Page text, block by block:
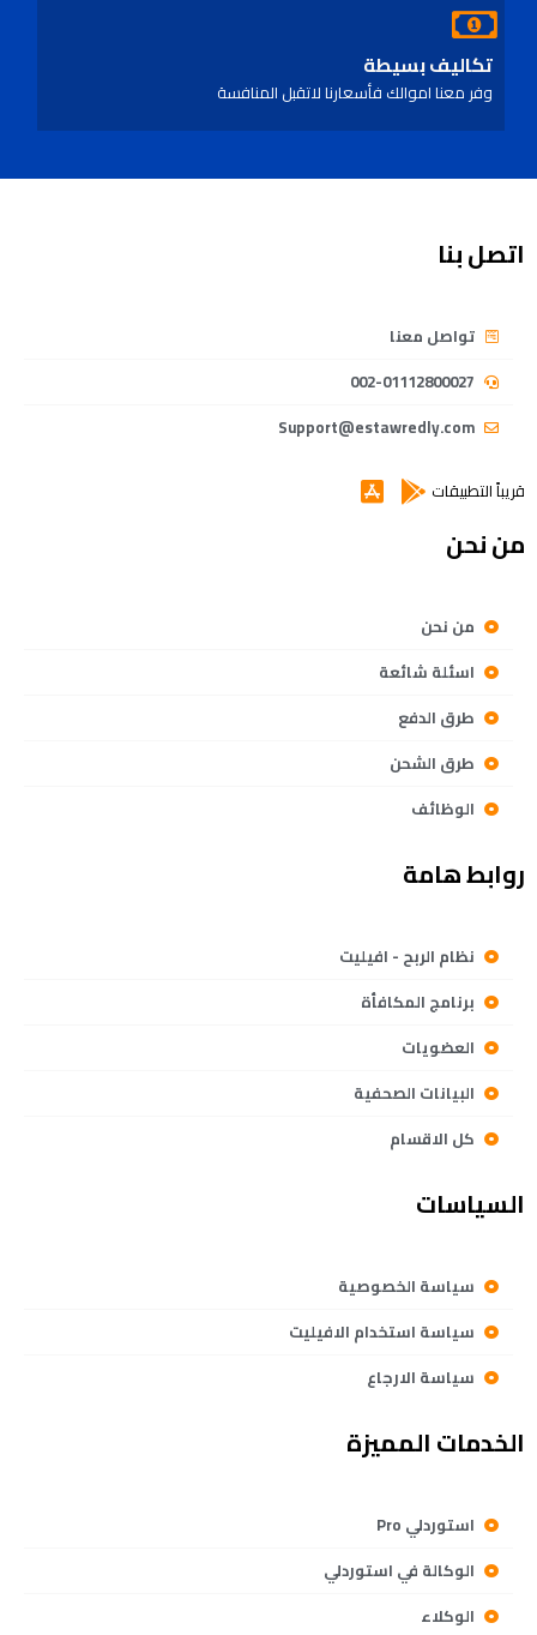
تكاليف بسيطة
وفر معنا اموالك فأسعارنا لاتقبل المنافسة
اتصل بنا
تواصل معنا
002-01112800027
Support@estawredly.com
قريباً التطبيقات
من نحن
من نحن
اسئلة شائعة
طرق الدفع
طرق الشحن
الوظائف
روابط هامة
نظام الربح - افيليت
برنامج المكافأة
العضويات
البيانات الصحفية
كل الاقسام
السياسات
سياسة الخصوصية
سياسة استخدام الافيليت
سياسة الارجاع
الخدمات المميزة
استوردلي Pro
الوكالة في استوردلي
الوكلاء